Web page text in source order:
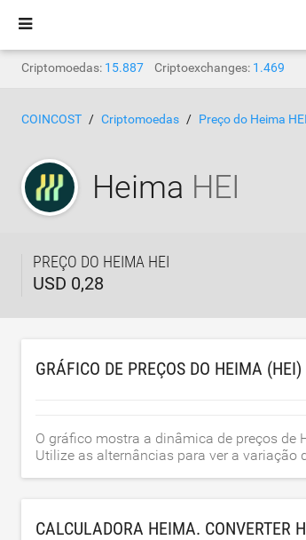
Criptomoedas: 15.887 Criptoexchanges: 1.469
COINCOST Criptomoedas Preço do Heima HEI
Heima HEI
PREÇO DO HEIMA HEI
USD 0,28
GRÁFICO DE PREÇOS DO HEIMA (HEI)
O gráfico mostra a dinâmica de preços de
Utilize as alternâncias para ver a variação
CALCULADORA HEIMA. CONVERTER